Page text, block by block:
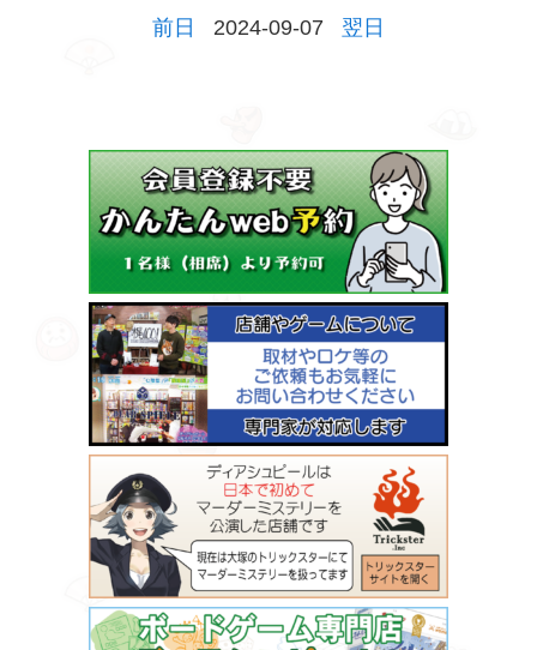
前日 2024-09-07 翌日